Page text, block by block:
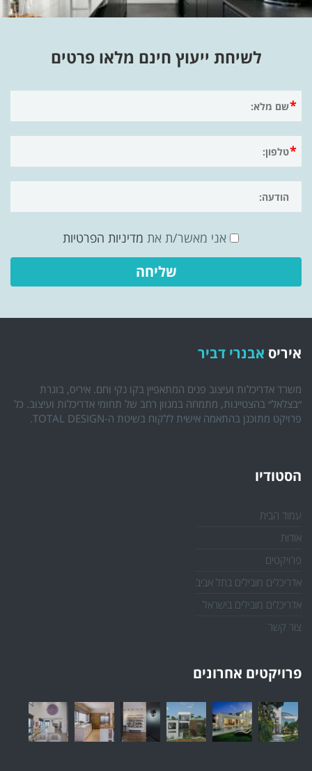
לשיחת ייעוץ חינם מלאו פרטים
אני מאשר/ת את מדיניות הפרטיות
איריס אבנרי דביר
משרד אדריכלות ועיצוב פנים המתאפיין בקו נקי וחם. איריס, בוגרת
״בצלאל״ בהצטיינות, מתמחה במגוון רחב של תחומי אדריכלות ועיצוב. כל
פרויקט מתוכנן בהתאמה אישית ללקוח בשיטת ה-TOTAL DESIGN.
הסטודיו
עמוד הבית
אודות
פרויקטים
אדריכלים מובילים בתל אביב
אדריכלים מובילים בישראל
צור קשר
פרויקטים אחרונים